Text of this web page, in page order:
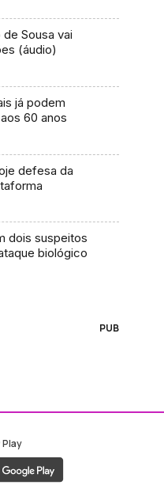
Sousa vai
(áudio)
já podem
60 anos
defesa da
dois suspeitos
biológico
PUB
Play